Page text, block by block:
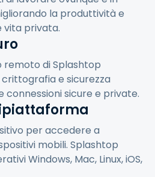
la produttività e
vita privata.
remoto di Splashtop
e sicurezza
sicure e private.
per accedere a
mobili. Splashtop
Windows, Mac, Linux, iOS,